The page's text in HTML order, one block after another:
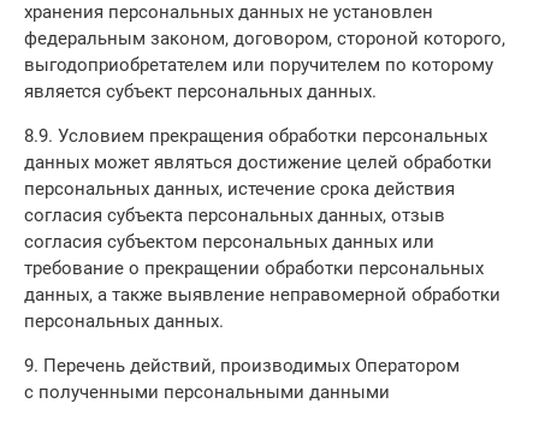
хранения персональных данных не установлен
федеральным законом, договором, стороной которого,
выгодоприобретателем или поручителем по которому
является субъект персональных данных.
8.9. Условием прекращения обработки персональных
данных может являться достижение целей обработки
персональных данных, истечение срока действия
согласия субъекта персональных данных, отзыв
согласия субъектом персональных данных или
требование о прекращении обработки персональных
данных, а также выявление неправомерной обработки
персональных данных.
9. Перечень действий, производимых Оператором
с полученными персональными данными